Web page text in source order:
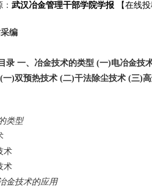
武汉冶金管理干部学院学报 【在线投
编
录 一、冶金技术的类型 (一)电冶金
一)双预热技术 (二)干法除尘技术 (三)
类型
术
术
金技术的应用